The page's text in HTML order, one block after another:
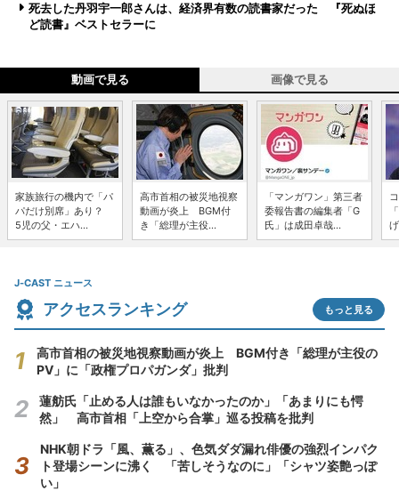
死去した丹羽宇一郎さんは、経済界有数の読書家だった 『死ぬほ
ど読書』ベストセラーに
動画で見る 画像で見る
家族旅行の機内で「パ
パだけ別席」あり？
5児の父・エハ...
高市首相の被災地視察
動画が炎上 BGM付
き「総理が主役...
「マンガワン」第三者
委報告書の編集者「G
氏」は成田卓哉...
J-CAST ニュース
アクセスランキング もっと見る
高市首相の被災地視察動画が炎上 BGM付き「総理が主役の
PV」に「政権プロパガンダ」批判
蓮舫氏「止める人は誰もいなかったのか」「あまりにも愕
然」 高市首相「上空から合掌」巡る投稿を批判
NHK朝ドラ「風、薫る」、色気ダダ漏れ俳優の強烈インパク
ト登場シーンに沸く 「苦しそうなのに」「シャツ姿艶っぽ
い」